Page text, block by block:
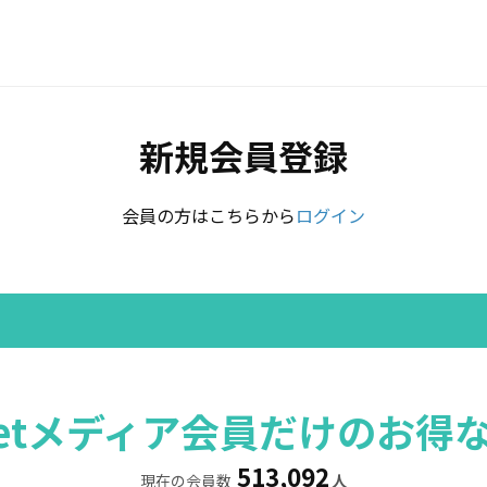
新規会員登録
会員の方はこちらからログイン
ディア会員だけのお得
現在の会員数 513,092人